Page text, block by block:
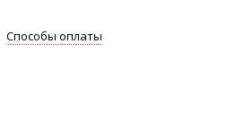
Способы оплаты